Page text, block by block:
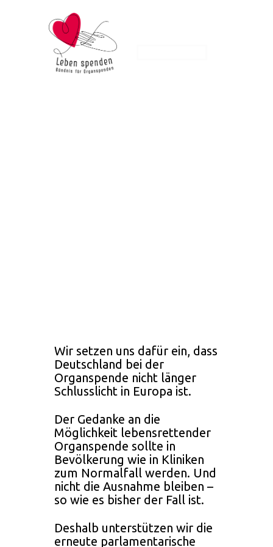
Wir setzen uns dafür ein, dass
Deutschland bei der
Organspende nicht länger
Schlusslicht in Europa ist.
Der Gedanke an die
Möglichkeit lebensrettender
Organspende sollte in
Bevölkerung wie in Kliniken
zum Normalfall werden. Und
nicht die Ausnahme bleiben –
so wie es bisher der Fall ist.
Deshalb unterstützen wir die
erneute parlamentarische